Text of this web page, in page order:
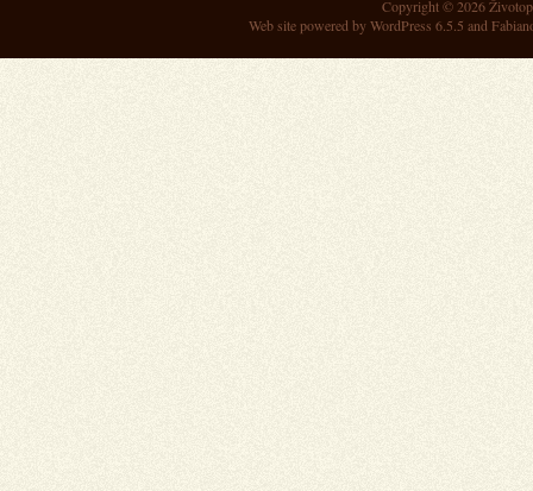
Copyright © 2026
Web site powered byWordPress 6.5.5 and